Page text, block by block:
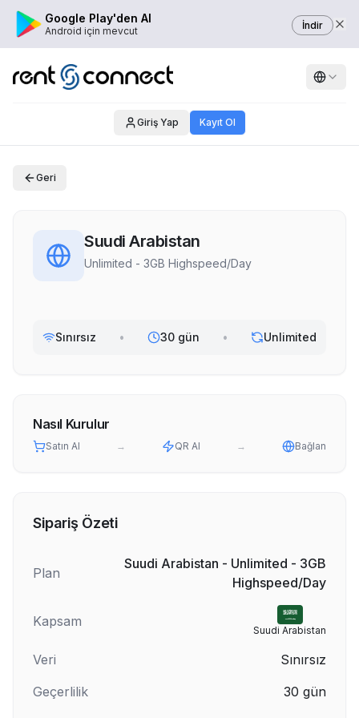
Google Play'den Al
Android için mevcut İndir
Giriş Yap Kayıt Ol
Geri
Suudi Arabistan
Unlimited - 3GB Highspeed/Day
Sınırsız • 30 gün • Unlimited
Nasıl Kurulur
Satın Al → QR Al → Bağlan
Sipariş Özeti
Plan
Suudi Arabistan - Unlimited - 3GB
Highspeed/Day
Kapsam
Suudi Arabistan
Veri
Sınırsız
Geçerlilik
30 gün